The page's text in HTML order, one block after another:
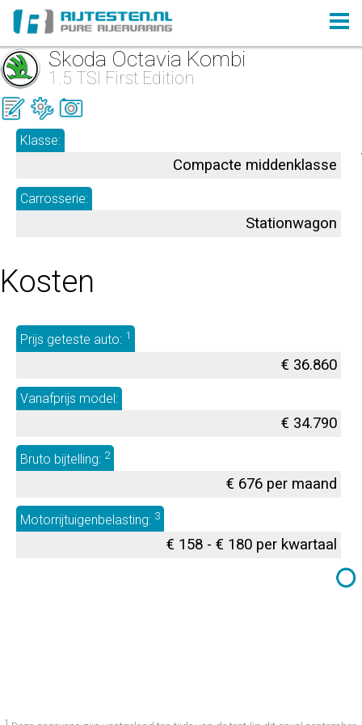
Skoda Octavia Kombi
1.5 TSI First Edition
Klasse:
Compacte middenklasse
Carrosserie:
Stationwagon
Kosten
Prijs geteste auto: 1
€ 36.860
Vanafprijs model:
€ 34.790
Bruto bijtelling: 2
€ 676 per maand
Motorrijtuigenbelasting: 3
€ 158 - € 180 per kwartaal
1